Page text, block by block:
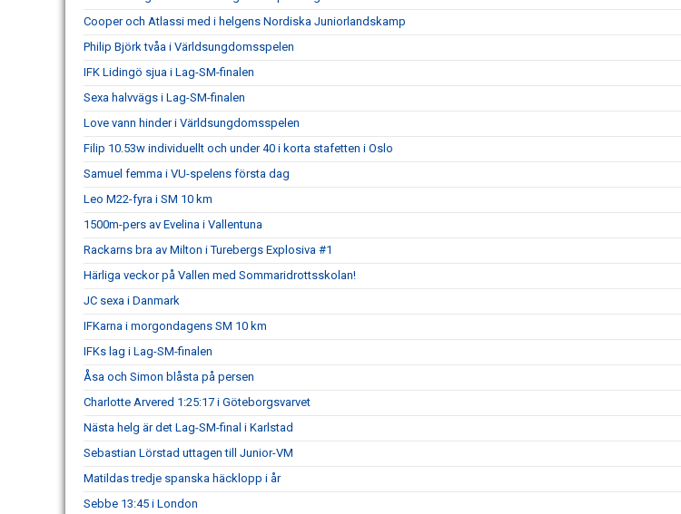
Cooper och Atlassi med i helgens Nordiska Juniorlandskamp
Philip Björk tvåa i Världsungdomsspelen
IFK Lidingö sjua i Lag-SM-finalen
Sexa halvvägs i Lag-SM-finalen
Love vann hinder i Världsungdomsspelen
Filip 10.53w individuellt och under 40 i korta stafetten i Oslo
Samuel femma i VU-spelens första dag
Leo M22-fyra i SM 10 km
1500m-pers av Evelina i Vallentuna
Rackarns bra av Milton i Turebergs Explosiva #1
Härliga veckor på Vallen med Sommaridrottsskolan!
JC sexa i Danmark
IFKarna i morgondagens SM 10 km
IFKs lag i Lag-SM-finalen
Åsa och Simon blåsta på persen
Charlotte Arvered 1:25:17 i Göteborgsvarvet
Nästa helg är det Lag-SM-final i Karlstad
Sebastian Lörstad uttagen till Junior-VM
Matildas tredje spanska häcklopp i år
Sebbe 13:45 i London